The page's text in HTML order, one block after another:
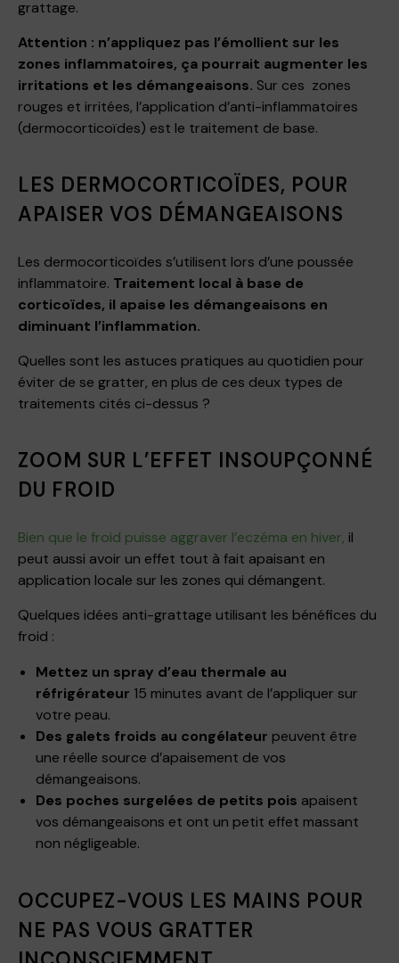
grattage.
Attention : n’appliquez pas l’émollient sur les
zones inflammatoires, ça pourrait augmenter les
irritations et les démangeaisons. Sur ces zones
rouges et irritées, l’application d’anti-inflammatoires
(dermocorticoïdes) est le traitement de base.
LES DERMOCORTICOÏDES, POUR
APAISER VOS DÉMANGEAISONS
Les dermocorticoïdes s’utilisent lors d’une poussée
inflammatoire. Traitement local à base de
corticoïdes, il apaise les démangeaisons en
diminuant l’inflammation.
Quelles sont les astuces pratiques au quotidien pour
éviter de se gratter, en plus de ces deux types de
traitements cités ci-dessus ?
ZOOM SUR L’EFFET INSOUPÇONNÉ
DU FROID
Bien que le froid puisse aggraver l’eczéma en hiver, il
peut aussi avoir un effet tout à fait apaisant en
application locale sur les zones qui démangent.
Quelques idées anti-grattage utilisant les bénéfices du
froid :
Mettez un spray d’eau thermale au
réfrigérateur 15 minutes avant de l’appliquer sur
votre peau.
Des galets froids au congélateur peuvent être
une réelle source d’apaisement de vos
démangeaisons.
Des poches surgelées de petits pois apaisent
vos démangeaisons et ont un petit effet massant
non négligeable.
OCCUPEZ-VOUS LES MAINS POUR
NE PAS VOUS GRATTER